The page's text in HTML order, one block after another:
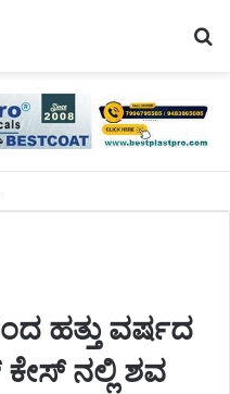
ಬರೆದಿಟ್ಟು ಮಹಿಳೆ ಆತ್ಮಹತ್ಯೆ
ಹತ್ತು ವರ್ಷದ
ಕೇಸ್ ನಲ್ಲಿ ಶವ